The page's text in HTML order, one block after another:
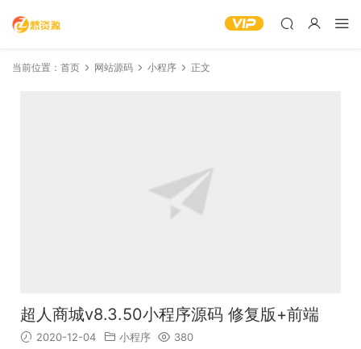
当前位置： 首页 网站源码 小程序 正文
超人商城v8.3.50小程序源码 修复版+前端
2020-12-04 小程序 380